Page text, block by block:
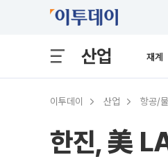
산업 재계
이투데이 산업 항공/
한진, 美